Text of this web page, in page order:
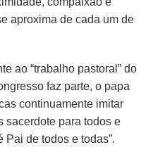
aproxima de cada um de
ao “trabalho pastoral” do
faz parte, o papa
continuamente imitar
sacerdote para todos e
Pai de todos e todas”.